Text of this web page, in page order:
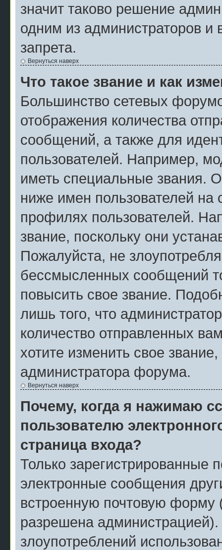
значит таково решение
одним из администраторов и
запрета.
Вернуться наверх
Что такое звание и как
Большинство сетевых
отображения количества
сообщений, а также для
пользователей. Например,
иметь специальные звания.
ниже имен пользователей на
профилях пользователей.
звание, поскольку они
Пожалуйста, не
бессмысленных сообщений
повысить свое звание.
лишь того, что
количество отправленных
хотите изменить свое
администратора форума.
Вернуться наверх
Почему, когда я нажимаю
пользователю
страница входа?
Только зарегистрированные
электронные сообщения
встроенную почтовую форму
разрешена
злоупотреблений